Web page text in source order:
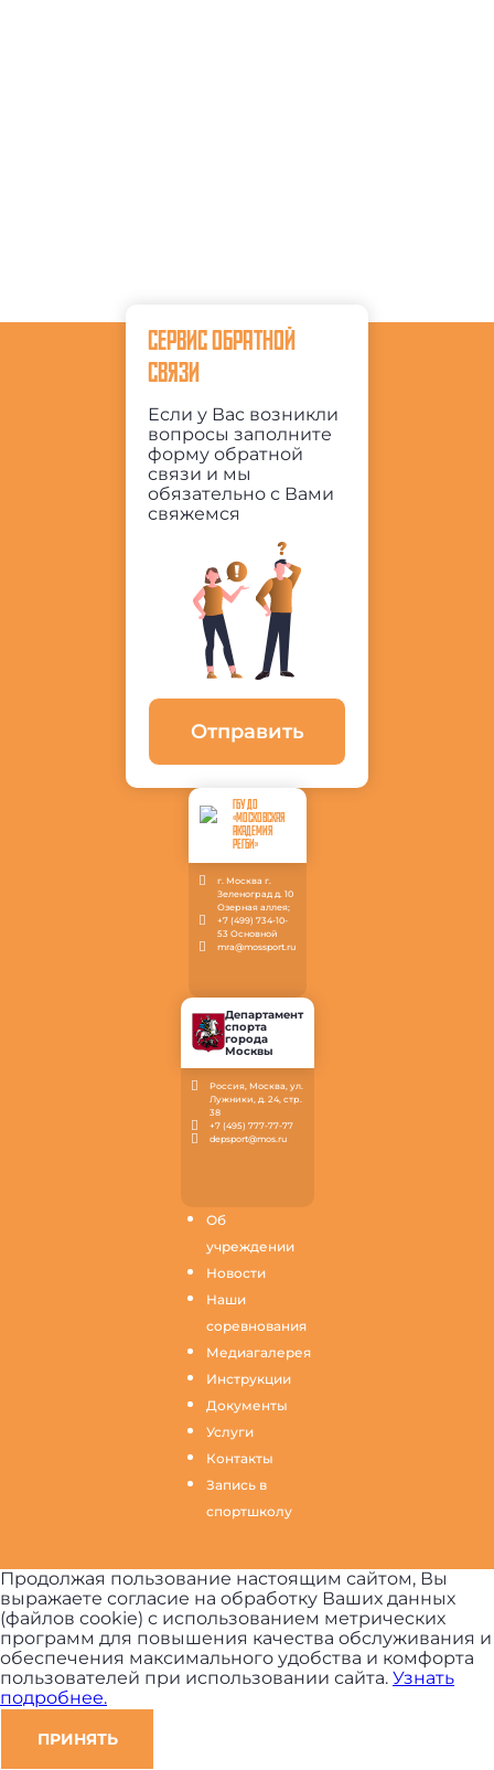
Об
учреждении
Новости
Наши
соревнования
Медиагалерея
Инструкции
Документы
Услуги
Контакты
Запись в
спортшколу
СЕРВИС ОБРАТНОЙ
СВЯЗИ
Если у Вас возникли
вопросы заполните
форму обратной
связи и мы
обязательно с Вами
свяжемся
Отправить
ГБУ ДО
«МОСКОВСКАЯ
АКАДЕМИЯ
РЕГБИ»
г. Москва г.
Зеленоград д. 10
Озерная аллея;
+7 (499) 734-10-
53 Основной
mra@mossport.ru
Департамент
спорта
города
Москвы
Россия, Москва, ул.
Лужники, д. 24, стр.
38
+7 (495) 777-77-77
depsport@mos.ru
Продолжая пользование настоящим сайтом, Вы
выражаете согласие на обработку Ваших данных
(файлов cookie) с использованием метрических
программ для повышения качества обслуживания и
обеспечения максимального удобства и комфорта
пользователей при использовании сайта. Узнать
подробнее.
ПРИНЯТЬ